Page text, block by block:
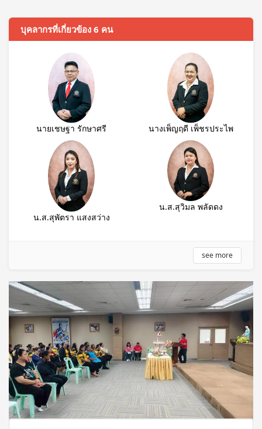
บุคลากรที่เกี่ยวข้อง 6 คน
นายเชษฐา รักษาศรี นางเพ็ญฤดี เพ็ชรประไพ
น.ส.สุพัตรา แสงสว่าง
น.ส.สุวิมล พลัดดง
see more